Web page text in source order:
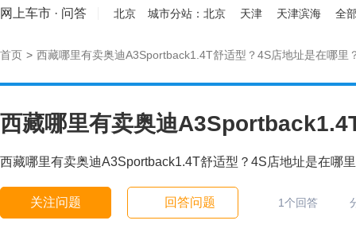
网上车市 · 问答 北京 城市分站： 北京 天津 天津滨海 全
首页 > 西藏哪里有卖奥迪A3Sportback1.4T舒适型？4S店地址是在哪里
西藏哪里有卖奥迪A3Sportback1.4T舒适型？4S店地址是在哪
关注问题 回答问题 1个回答